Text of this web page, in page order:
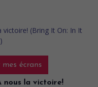
mes écrans
nous la victoire!